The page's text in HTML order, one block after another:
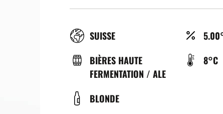
RÉGION
SUISSE
TYPE
DE
BIÈRES HAUTE
FERMENTATION / ALE
COULEUR
BLONDE
8°C